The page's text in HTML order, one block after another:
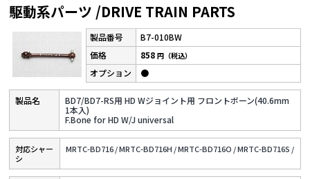
駆動系パーツ /DRIVE TRAIN PARTS
B7-010BW
BD7/BD7-RS用 HD Wジョイント用 フロントボーン(40.6mm
1本入)
F.Bone for HD W/J universal
858円（税込）
●
対応シャー
シ
MRTC-BD716 /MRTC-BD716H /MRTC-BD716O /MRTC-BD716S /